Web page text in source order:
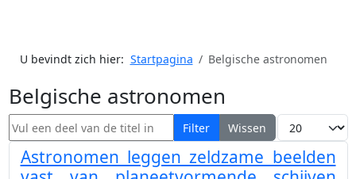
U bevindt zich hier: Startpagina Belgische astronomen
Belgische astronomen
Vul een deel van de titel in Filter Wissen Toon #
Astronomen leggen zeldzame beelden